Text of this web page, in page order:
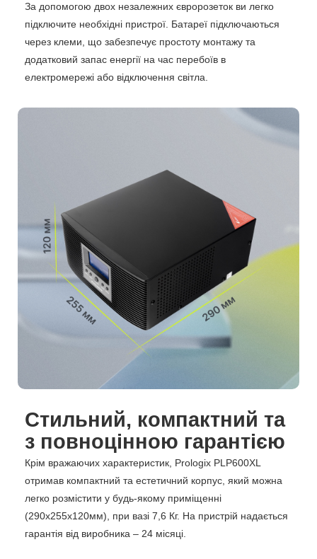
За допомогою двох незалежних євророзеток ви легко
підключите необхідні пристрої. Батареї підключаються
через клеми, що забезпечує простоту монтажу та
додатковий запас енергії на час перебоїв в
електромережі або відключення світла.
Стильний, компактний та
з повноцінною гарантією
Крім вражаючих характеристик, Prologix PLP600XL
отримав компактний та естетичний корпус, який можна
легко розмістити у будь-якому приміщенні
(290х255х120мм), при вазі 7,6 Кг. На пристрій надається
гарантія від виробника – 24 місяці.